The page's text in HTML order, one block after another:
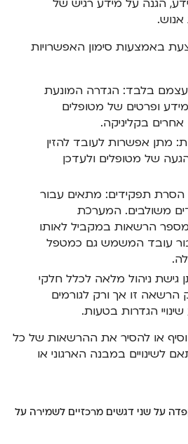
הגנה על מידע רגיש של
אנוש.
באמצעות סימון האפשרויות
עצמם בלבד: הגדרה המונעת
ופרטים של מטופלים
בקליניקה.
מתן אפשרות לעובד להזין
של מטופלים ולעדכן
תפקידים: מתאים עבור
משולבים. המערכת
הרשאות במקביל לאותו
עובד המשמש גם כמטפל
גישת ניהול מלאה לכלל חלקי
הרשאה זו אך ורק לגורמים
הגדרות בטעות.
או להסיר את ההרשאות של כל
במבנה הארגוני או
על שני דגשים מרכזיים לשמירה על